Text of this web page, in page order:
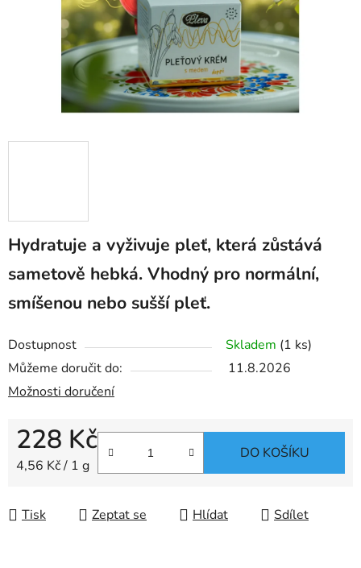
Hydratuje a vyživuje pleť, která zůstává
sametově hebká. Vhodný pro normální,
smíšenou nebo sušší pleť.
Dostupnost Skladem (1 ks)
Můžeme doručit do:
11.8.2026
Možnosti doručení
228 Kč
Měrná cena:
4,56 Kč / 1 g
DO KOŠÍKU
Tisk Zeptat se Hlídat Sdílet